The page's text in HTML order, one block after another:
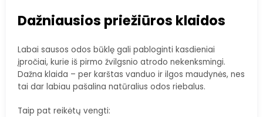
Dažniausios priežiūros klaidos
Labai sausos odos būklę gali pabloginti kasdieniai
įpročiai, kurie iš pirmo žvilgsnio atrodo nekenksmingi.
Dažna klaida – per karštas vanduo ir ilgos maudynės, nes
tai dar labiau pašalina natūralius odos riebalus.
Taip pat reikėtų vengti: